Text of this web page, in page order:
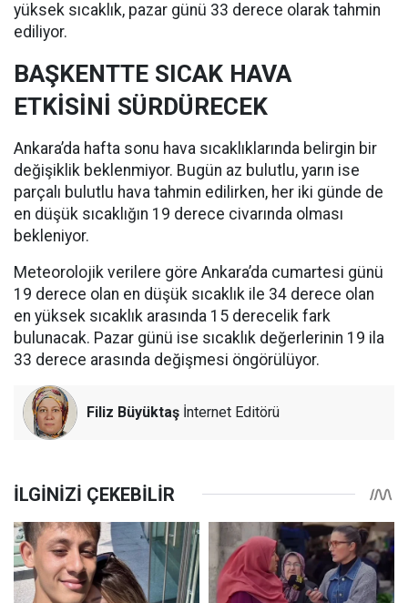
yüksek sıcaklık, pazar günü 33 derece olarak tahmin
ediliyor.
BAŞKENTTE SICAK HAVA
ETKİSİNİ SÜRDÜRECEK
Ankara’da hafta sonu hava sıcaklıklarında belirgin bir
değişiklik beklenmiyor. Bugün az bulutlu, yarın ise
parçalı bulutlu hava tahmin edilirken, her iki günde de
en düşük sıcaklığın 19 derece civarında olması
bekleniyor.
Meteorolojik verilere göre Ankara’da cumartesi günü
19 derece olan en düşük sıcaklık ile 34 derece olan
en yüksek sıcaklık arasında 15 derecelik fark
bulunacak. Pazar günü ise sıcaklık değerlerinin 19 ila
33 derece arasında değişmesi öngörülüyor.
Filiz Büyüktaş İnternet Editörü